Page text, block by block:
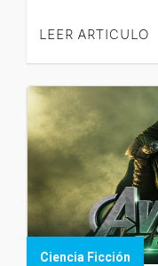
LEER ARTICULO
Ciencia Ficción